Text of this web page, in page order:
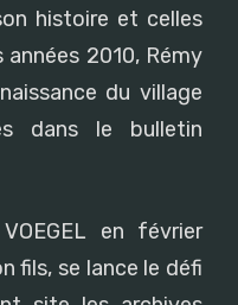
histoire et celles
2010, Rémy
du village
dans le bulletin
en février
fils, se lance le défi